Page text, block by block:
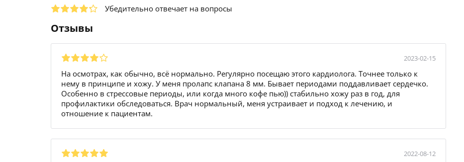
Убедительно отвечает на вопросы
Отзывы
2023-02-15
На осмотрах, как обычно, всё нормально. Регулярно посещаю этого кардиолога. Точнее только к
нему в принципе и хожу. У меня пролапс клапана 8 мм. Бывает периодами поддавливает сердечко.
Особенно в стрессовые периоды, или когда много кофе пью)) стабильно хожу раз в год, для
профилактики обследоваться. Врач нормальный, меня устраивает и подход к лечению, и
отношение к пациентам.
2022-08-12